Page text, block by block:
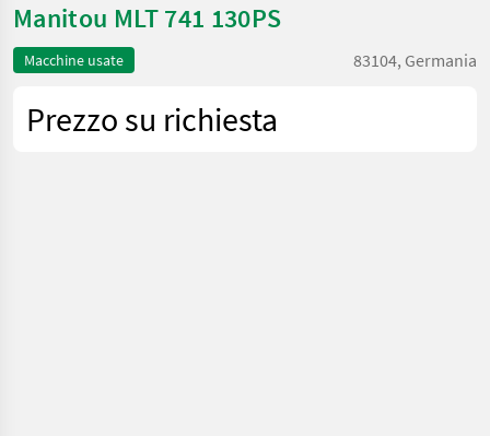
Manitou MLT 741 130PS
Macchine usate 83104, Germania
Prezzo su richiesta